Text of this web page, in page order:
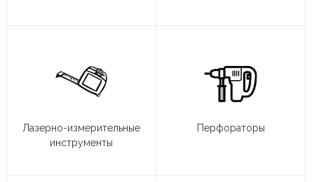
Лазерно-измерительные
инструменты
Перфораторы